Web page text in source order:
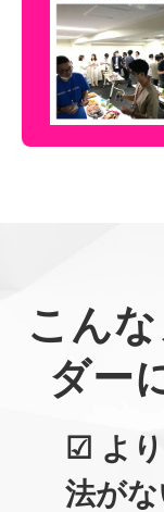
こん
ダー
☑ よ
法が